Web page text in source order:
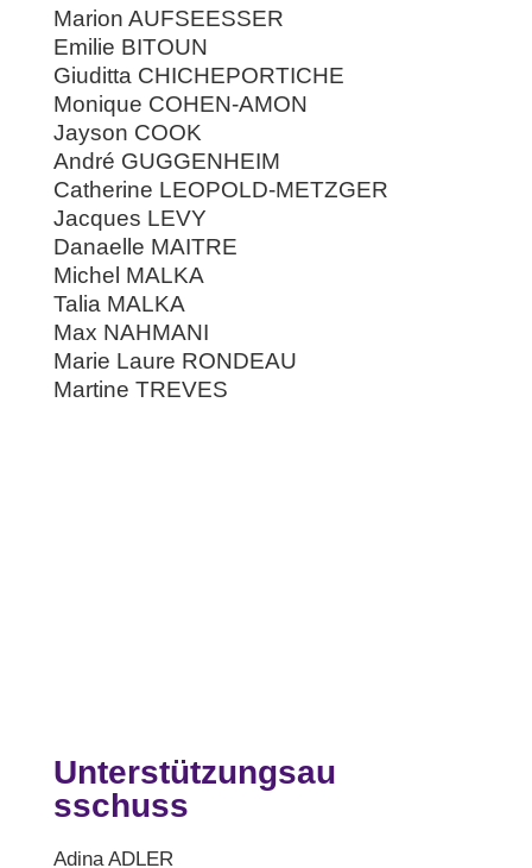
Marion AUFSEESSER
Emilie BITOUN
Giuditta CHICHEPORTICHE
Monique COHEN-AMON
Jayson COOK
André GUGGENHEIM
Catherine LEOPOLD-METZGER
Jacques LEVY
Danaelle MAITRE
Michel MALKA
Talia MALKA
Max NAHMANI
Marie Laure RONDEAU
Martine TREVES
Unterstützungsau
sschuss
Adina ADLER